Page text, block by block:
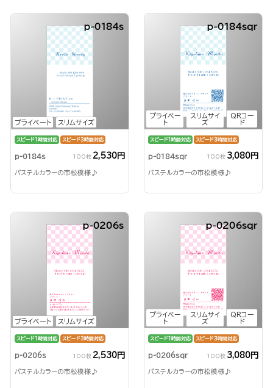
プライベート スリムサイズ
p-0184s
スピード1時間対応 スピード3時間対応
p-0184s 100枚 2,530円
パステルカラーの市松模様♪
プライベー
ト
スリムサイ
ズ
QRコー
ド
p-0184sqr
スピード1時間対応 スピード3時間対応
p-0184sqr 100枚 3,080円
パステルカラーの市松模様♪
プライベート スリムサイズ
p-0206s
スピード1時間対応 スピード3時間対応
p-0206s 100枚 2,530円
パステルカラーの市松模様♪
プライベー
ト
スリムサイ
ズ
QRコー
ド
p-0206sqr
スピード1時間対応 スピード3時間対応
p-0206sqr 100枚 3,080円
パステルカラーの市松模様♪